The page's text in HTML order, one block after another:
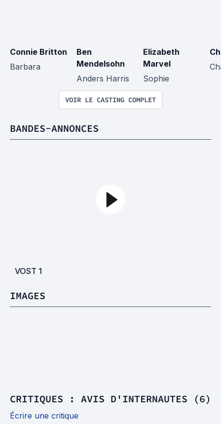
Connie Britton
Barbara
Ben
Mendelsohn
Anders Harris
Elizabeth
Marvel
Sophie
VOIR LE CASTING COMPLET
BANDES-ANNONCES
VOST 1
IMAGES
CRITIQUES : AVIS D'INTERNAUTES (6)
Écrire une critique